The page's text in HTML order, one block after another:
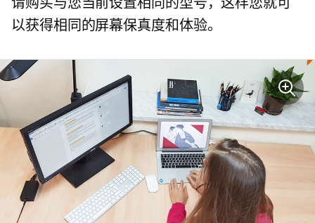
请购买与您当前设置相同的型号，这样您就可
以获得相同的屏幕保真度和体验。